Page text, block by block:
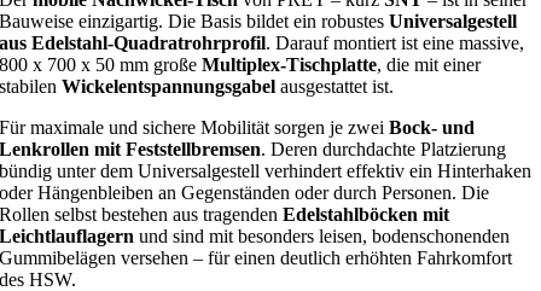
Bauweise einzigartig. Die Basis bildet ein robustesUniversalgestell
aus Edelstahl-Quadratrohrprofil. Darauf montiert ist eine massive,
800 x 700 x 50 mm großeMultiplex-Tischplatte, die mit einer
stabilenWickelentspannungsgabel ausgestattet ist.
Für maximale und sichere Mobilität sorgen je zweiBock- und
Lenkrollen mit Feststellbremsen. Deren durchdachte Platzierung
bündig unter dem Universalgestell verhindert effektiv ein Hinterhaken
oder Hängenbleiben an Gegenständen oder durch Personen. Die
Rollen selbst bestehen aus tragendenEdelstahlböcken mit
Leichtlauflagern und sind mit besonders leisen, bodenschonenden
Gummibelägen versehen – für einen deutlich erhöhten Fahrkomfort
des HSW.